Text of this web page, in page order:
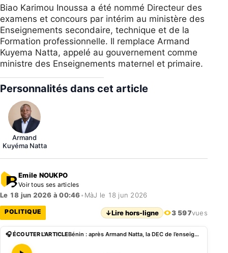
Biao Karimou Inoussa a été nommé Directeur des
examens et concours par intérim au ministère des
Enseignements secondaire, technique et de la
Formation professionnelle. Il remplace Armand
Kuyema Natta, appelé au gouvernement comme
ministre des Enseignements maternel et primaire.
Personnalités dans cet article
Armand
Kuyéma Natta
Emile NOUKPO
Voir tous ses articles
Le 18 jun 2026 à 00:46• MàJ le 18 jun 2026
POLITIQUE ↓Lire hors-ligne 3 597vues
🎧 ÉCOUTER L'ARTICLE Bénin : après Armand Natta, la DEC de l’enseignement secondaire confiée à un intérimaire